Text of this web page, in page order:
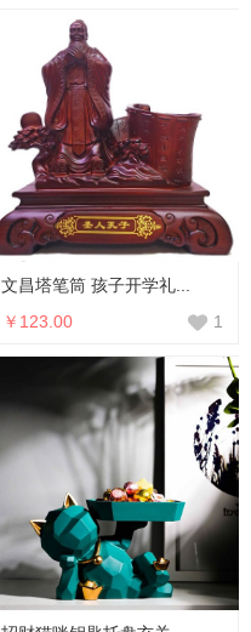
文昌塔笔筒 孩子开学礼...
￥123.00
1